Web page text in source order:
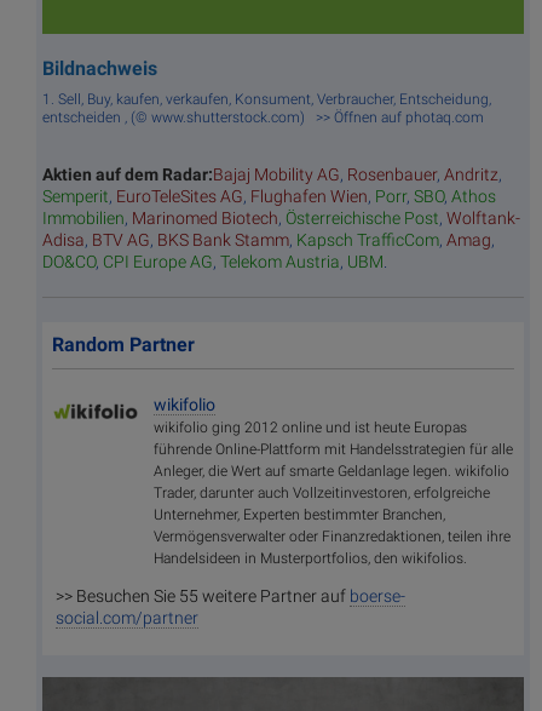
Bildnachweis
1. Sell, Buy, kaufen, verkaufen, Konsument, Verbraucher, Entscheidung,
entscheiden , (© www.shutterstock.com) >> Öffnen auf photaq.com
Aktien auf dem Radar:Bajaj Mobility AG, Rosenbauer, Andritz,
Semperit, EuroTeleSites AG, Flughafen Wien, Porr, SBO, Athos
Immobilien, Marinomed Biotech, Österreichische Post, Wolftank-
Adisa, BTV AG, BKS Bank Stamm, Kapsch TrafficCom, Amag,
DO&CO, CPI Europe AG, Telekom Austria, UBM
Random Partner
wikifolio
wikifolio ging 2012 online und ist heute Europas
führende Online-Plattform mit Handelsstrategien für alle
Anleger, die Wert auf smarte Geldanlage legen. wikifolio
Trader, darunter auch Vollzeitinvestoren, erfolgreiche
Unternehmer, Experten bestimmter Branchen,
Vermögensverwalter oder Finanzredaktionen, teilen ihre
Handelsideen in Musterportfolios, den wikifolios.
>> Besuchen Sie 55 weitere Partner auf boerse-
social.com/partner